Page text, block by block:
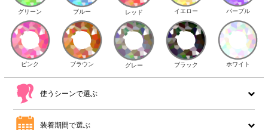
グリーン ブルー レッド イエロー パープル
ピンク ブラウン グレー ブラック ホワイト
使うシーンで選ぶ
装着期間で選ぶ